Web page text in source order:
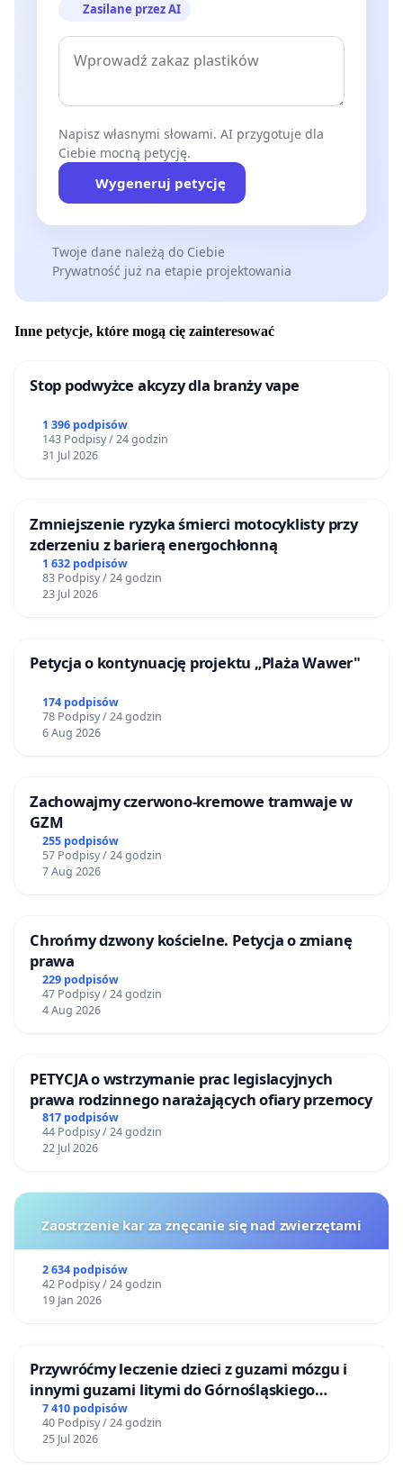
Zasilane przez AI
Napisz własnymi słowami. AI przygotuje dla
Ciebie mocną petycję.
Wygeneruj petycję
Twoje dane należą do Ciebie
Prywatność już na etapie projektowania
Inne petycje, które mogą cię zainteresować
Stop podwyżce akcyzy dla branży vape
1 396 podpisów
143 Podpisy / 24 godzin
31 Jul 2026
Zmniejszenie ryzyka śmierci motocyklisty przy
zderzeniu z barierą energochłonną
1 632 podpisów
83 Podpisy / 24 godzin
23 Jul 2026
Petycja o kontynuację projektu „Plaża Wawer"
174 podpisów
78 Podpisy / 24 godzin
6 Aug 2026
Zachowajmy czerwono-kremowe tramwaje w
GZM
255 podpisów
57 Podpisy / 24 godzin
7 Aug 2026
Chrońmy dzwony kościelne. Petycja o zmianę
prawa
229 podpisów
47 Podpisy / 24 godzin
4 Aug 2026
PETYCJA o wstrzymanie prac legislacyjnych
prawa rodzinnego narażających ofiary przemocy
817 podpisów
44 Podpisy / 24 godzin
22 Jul 2026
Zaostrzenie kar za znęcanie się nad zwierzętami
2 634 podpisów
42 Podpisy / 24 godzin
19 Jan 2026
Przywróćmy leczenie dzieci z guzami mózgu i
innymi guzami litymi do Górnośląskiego
Centrum Zdrowia Dziecka w Katowicach
7 410 podpisów
40 Podpisy / 24 godzin
25 Jul 2026